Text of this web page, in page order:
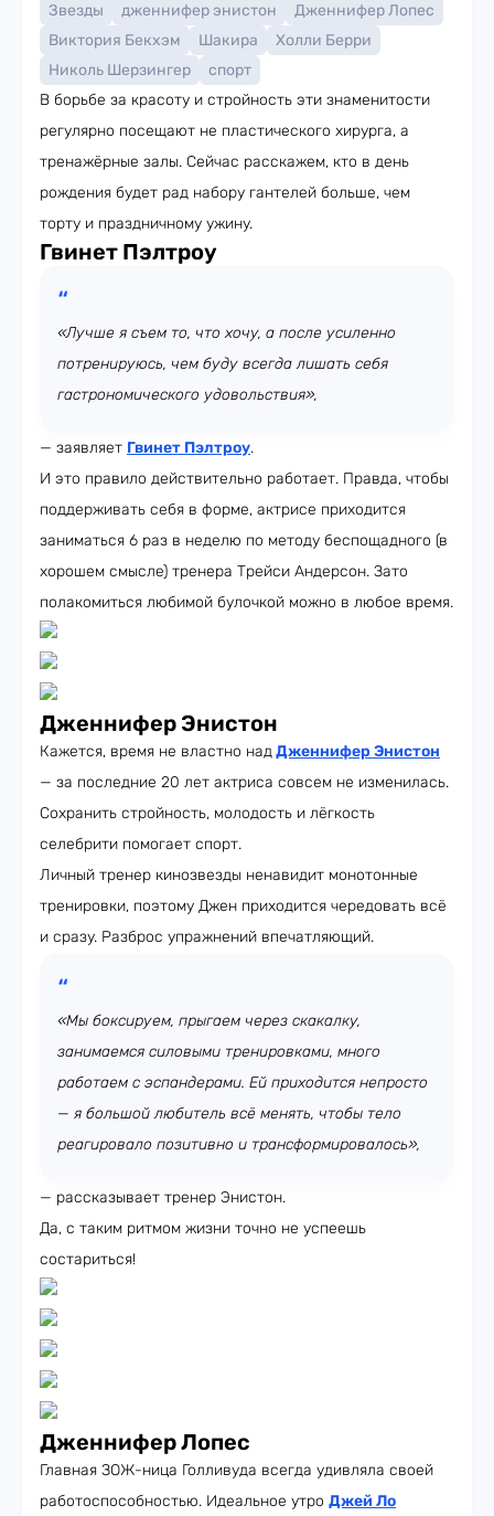
Звезды дженнифер энистон
Дженнифер Лопес
Виктория Бекхэм
Шакира
Холли Берри
Николь Шерзингер
спорт
В борьбе за красоту и стройность эти знаменитости
регулярно посещают не пластического хирурга, а
тренажёрные залы. Сейчас расскажем, кто в день
рождения будет рад набору гантелей больше, чем
торту и праздничному ужину.
Гвинет Пэлтроу
«Лучше я съем то, что хочу, а после усиленно
потренируюсь, чем буду всегда лишать себя
гастрономического удовольствия»,
— заявляет Гвинет Пэлтроу.
И это правило действительно работает. Правда, чтобы
поддерживать себя в форме, актрисе приходится
заниматься 6 раз в неделю по методу беспощадного (в
хорошем смысле) тренера Трейси Андерсон. Зато
полакомиться любимой булочкой можно в любое время.
Дженнифер Энистон
Кажется, время не властно надДженнифер Энистон
— за последние 20 лет актриса совсем не изменилась.
Сохранить стройность, молодость и лёгкость
селебрити помогает спорт.
Личный тренер кинозвезды ненавидит монотонные
тренировки, поэтому Джен приходится чередовать всё
и сразу. Разброс упражнений впечатляющий.
«Мы боксируем, прыгаем через скакалку,
занимаемся силовыми тренировками, много
работаем с эспандерами. Ей приходится непросто
— я большой любитель всё менять, чтобы тело
реагировало позитивно и трансформировалось»,
— рассказывает тренер Энистон.
Да, с таким ритмом жизни точно не успеешь
состариться!
Дженнифер Лопес
Главная ЗОЖ-ница Голливуда всегда удивляла своей
работоспособностью. Идеальное утро Джей Ло